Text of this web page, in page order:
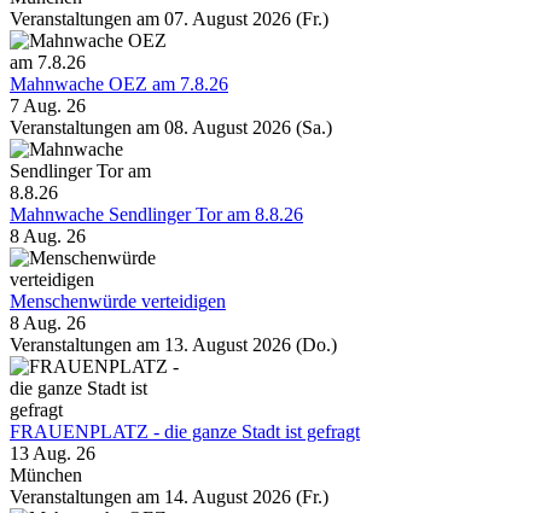
Veranstaltungen am 07. August 2026 (Fr.)
Mahnwache OEZ am 7.8.26
7 Aug. 26
Veranstaltungen am 08. August 2026 (Sa.)
Mahnwache Sendlinger Tor am 8.8.26
8 Aug. 26
Menschenwürde verteidigen
8 Aug. 26
Veranstaltungen am 13. August 2026 (Do.)
FRAUENPLATZ - die ganze Stadt ist gefragt
13 Aug. 26
München
Veranstaltungen am 14. August 2026 (Fr.)